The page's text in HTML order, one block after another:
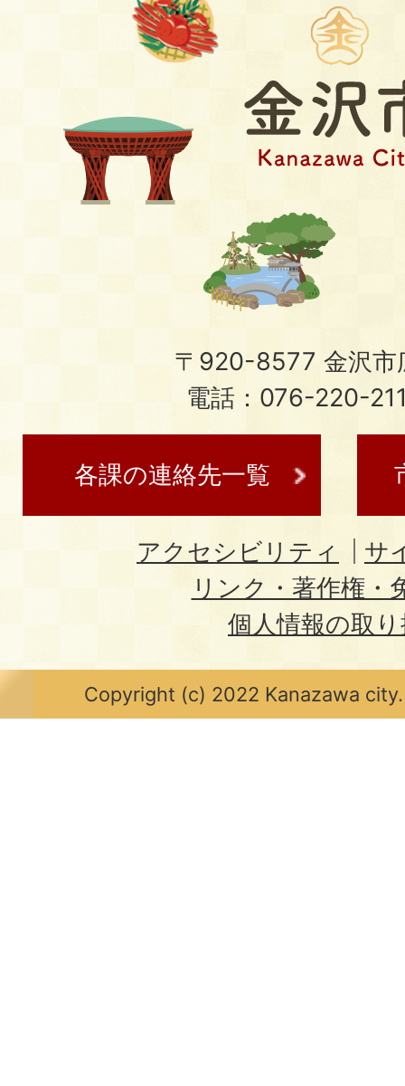
〒920-8577 金沢市
電話：076-220-
各課の連絡先一覧
アクセシビリティ
サ
リンク・著作権・
個人情報の取
Copyright (c) 2022 Kanazawa